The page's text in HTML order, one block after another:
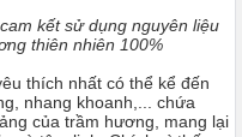
kết sử dụng nguyên liệu
thiên nhiên 100%
thích nhất có thể kể đến
nhang khoanh,... chứa
của trầm hương, mang lại